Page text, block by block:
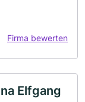
Firma bewerten
Elfgang